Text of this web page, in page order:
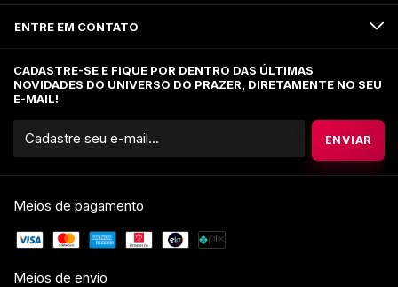
ENTRE EM CONTATO
CADASTRE-SE E FIQUE POR DENTRO DAS ÚLTIMAS
NOVIDADES DO UNIVERSO DO PRAZER, DIRETAMENTE NO SEU
E-MAIL!
Meios de pagamento
Meios de envio